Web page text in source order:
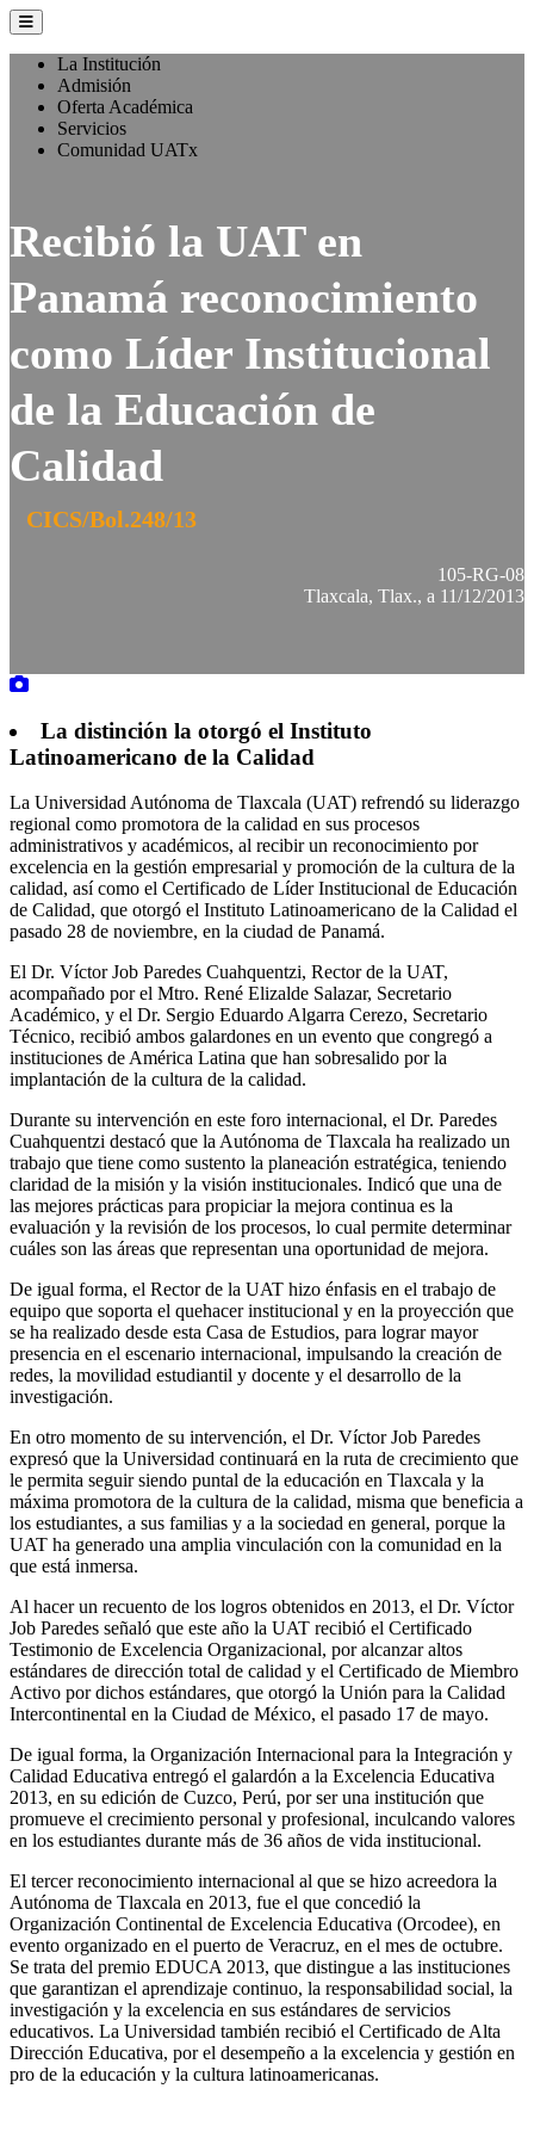
La Institución
Admisión
Oferta Académica
Servicios
Comunidad UATx
Recibió la UAT en
Panamá reconocimiento
como Líder Institucional
de la Educación de
Calidad
CICS/Bol.248/13
105-RG-08
Tlaxcala, Tlax., a 11/12/2013
La distinción la otorgó el Instituto
Latinoamericano de la Calidad
La Universidad Autónoma de Tlaxcala (UAT) refrendó su liderazgo
regional como promotora de la calidad en sus procesos
administrativos y académicos, al recibir un reconocimiento por
excelencia en la gestión empresarial y promoción de la cultura de la
calidad, así como el Certificado de Líder Institucional de Educación
de Calidad, que otorgó el Instituto Latinoamericano de la Calidad el
pasado 28 de noviembre, en la ciudad de Panamá.
El Dr. Víctor Job Paredes Cuahquentzi, Rector de la UAT,
acompañado por el Mtro. René Elizalde Salazar, Secretario
Académico, y el Dr. Sergio Eduardo Algarra Cerezo, Secretario
Técnico, recibió ambos galardones en un evento que congregó a
instituciones de América Latina que han sobresalido por la
implantación de la cultura de la calidad.
Durante su intervención en este foro internacional, el Dr. Paredes
Cuahquentzi destacó que la Autónoma de Tlaxcala ha realizado un
trabajo que tiene como sustento la planeación estratégica, teniendo
claridad de la misión y la visión institucionales. Indicó que una de
las mejores prácticas para propiciar la mejora continua es la
evaluación y la revisión de los procesos, lo cual permite determinar
cuáles son las áreas que representan una oportunidad de mejora.
De igual forma, el Rector de la UAT hizo énfasis en el trabajo de
equipo que soporta el quehacer institucional y en la proyección que
se ha realizado desde esta Casa de Estudios, para lograr mayor
presencia en el escenario internacional, impulsando la creación de
redes, la movilidad estudiantil y docente y el desarrollo de la
investigación.
En otro momento de su intervención, el Dr. Víctor Job Paredes
expresó que la Universidad continuará en la ruta de crecimiento que
le permita seguir siendo puntal de la educación en Tlaxcala y la
máxima promotora de la cultura de la calidad, misma que beneficia a
los estudiantes, a sus familias y a la sociedad en general, porque la
UAT ha generado una amplia vinculación con la comunidad en la
que está inmersa.
Al hacer un recuento de los logros obtenidos en 2013, el Dr. Víctor
Job Paredes señaló que este año la UAT recibió el Certificado
Testimonio de Excelencia Organizacional, por alcanzar altos
estándares de dirección total de calidad y el Certificado de Miembro
Activo por dichos estándares, que otorgó la Unión para la Calidad
Intercontinental en la Ciudad de México, el pasado 17 de mayo.
De igual forma, la Organización Internacional para la Integración y
Calidad Educativa entregó el galardón a la Excelencia Educativa
2013, en su edición de Cuzco, Perú, por ser una institución que
promueve el crecimiento personal y profesional, inculcando valores
en los estudiantes durante más de 36 años de vida institucional.
El tercer reconocimiento internacional al que se hizo acreedora la
Autónoma de Tlaxcala en 2013, fue el que concedió la
Organización Continental de Excelencia Educativa (Orcodee), en
evento organizado en el puerto de Veracruz, en el mes de octubre.
Se trata del premio EDUCA 2013, que distingue a las instituciones
que garantizan el aprendizaje continuo, la responsabilidad social, la
investigación y la excelencia en sus estándares de servicios
educativos. La Universidad también recibió el Certificado de Alta
Dirección Educativa, por el desempeño a la excelencia y gestión en
pro de la educación y la cultura latinoamericanas.